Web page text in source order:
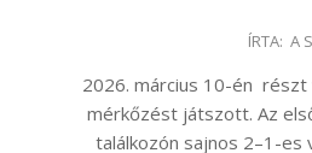
12
ÍRTA: A
2026. március 10-én részt
mérkőzést játszott. Az
találkozón sajnos 2–1-es